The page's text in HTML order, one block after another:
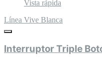
Vista rápida
Línea Vive Blanca
Interruptor Triple